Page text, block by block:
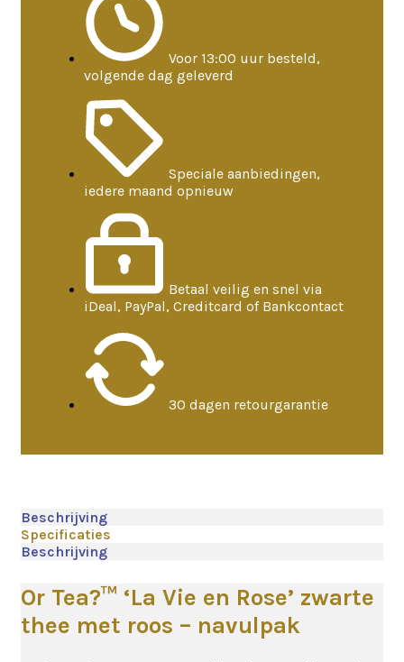
Voor 13:00 uur besteld,
volgende dag geleverd
Speciale aanbiedingen,
iedere maand opnieuw
Betaal veilig en snel via
iDeal, PayPal, Creditcard of Bankcontact
30 dagen retourgarantie
Beschrijving
Specificaties
Beschrijving
Or Tea?™ ‘La Vie en Rose’ zwarte
thee met roos – navulpak